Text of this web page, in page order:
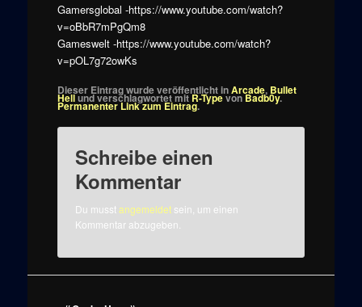
Gamersglobal -https://www.youtube.com/watch?
v=oBbR7mPgQm8
Gameswelt -https://www.youtube.com/watch?
v=pOL7g72owKs
Dieser Eintrag wurde veröffentlicht inArcade, Bullet
Hellund verschlagwortet mitR-TypevonBadb0y.
Permanenter Link zum Eintrag.
Schreibe einen
Kommentar
Du musstangemeldetsein, um einen
Kommentar abzugeben.